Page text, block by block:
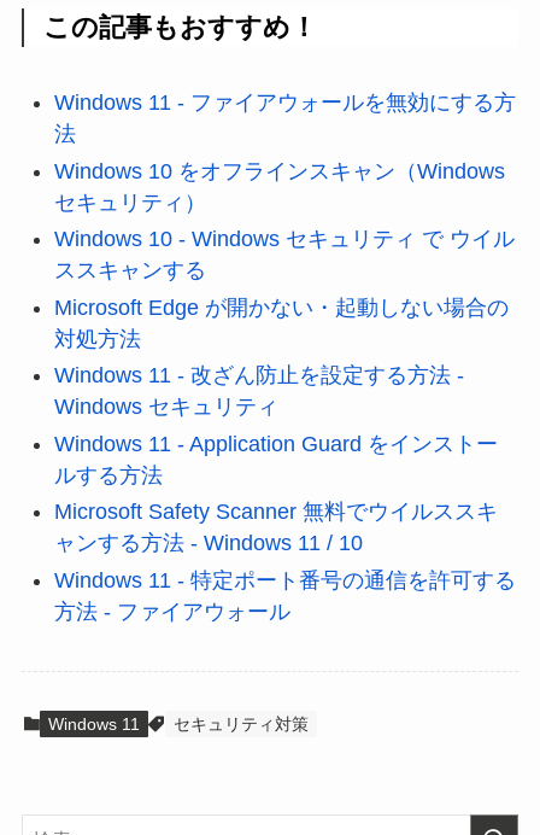
この記事もおすすめ！
Windows 11 - ファイアウォールを無効にする方
法
Windows 10 をオフラインスキャン（Windows
セキュリティ）
Windows 10 - Windows セキュリティ で ウイル
ススキャンする
Microsoft Edge が開かない・起動しない場合の
対処方法
Windows 11 - 改ざん防止を設定する方法 -
Windows セキュリティ
Windows 11 - Application Guard をインストー
ルする方法
Microsoft Safety Scanner 無料でウイルススキ
ャンする方法 - Windows 11 / 10
Windows 11 - 特定ポート番号の通信を許可する
方法 - ファイアウォール
Windows 11 セキュリティ対策